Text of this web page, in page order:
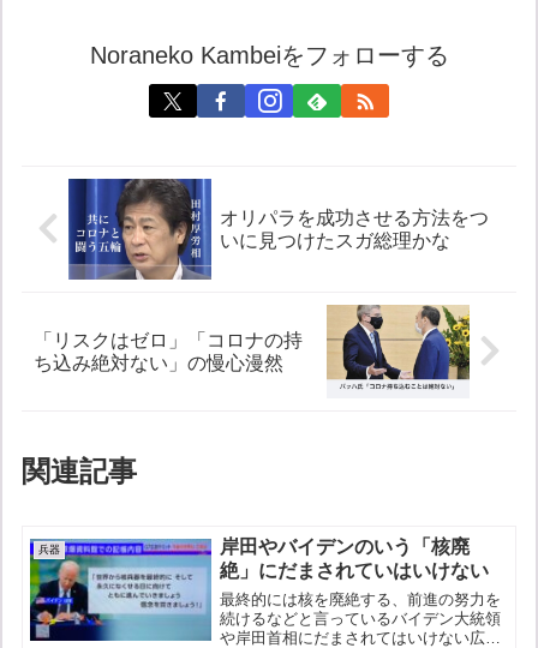
Noraneko Kambeiをフォローする
オリパラを成功させる方法をつ
いに見つけたスガ総理かな
「リスクはゼロ」「コロナの持
ち込み絶対ない」の慢心漫然
関連記事
兵器
岸田やバイデンのいう「核廃
絶」にだまされていはいけない
最終的には核を廃絶する、前進の努力を
続けるなどと言っているバイデン大統領
や岸田首相にだまされてはいけない広島